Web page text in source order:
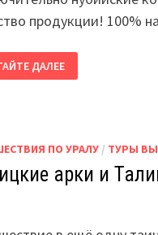
продукции! 100%
ДАЛЕЕ
ПО УРАЛУ/ ТУРЫ
арки и